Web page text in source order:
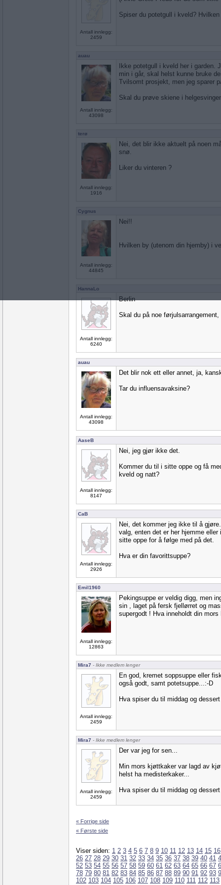
Antall innlegg:
2459
Spiser du potetgull i kveld?
auau
Antall innlegg:
43098
Ikke potetgull i kveld her i garden.
min i går, skal helst kunne bruke
Tvilsomt prosjekt, men jeg sparer
Skal du prøve skiene i
terø
Antall innlegg:
1916
Nei, det blir ikke aktuelt på noen
snø.
Liker du vinteren ?
Cygnus
Antall innlegg:
44845
Nei!!
Hvilken by (utenom din hjemby) i
HannaLo
Antall innlegg:
6240
Berlin
Skal du på noe
auau
Antall innlegg:
43098
Det blir nok ett eller annet, ja,
Tar du influensavaksine?
AaseB
Antall innlegg:
8147
Nei, jeg gjør ikke det.
Kommer du til i sitte oppe og få
kveld og natt?
CaB
Antall innlegg:
2926
Nei, det kommer jeg ikke til å
valg, enten det er her hjemme eller
sitte oppe for å følge med på det.
Hva er din favorittsuppe?
Emil1960
Antall innlegg:
12863
Pekingsuppe er veldig digg, men
sin , laget på fersk fjellørret og
supergodt ! Hva inneholdt din
Mira7 - Ikke medlem lenger
Antall innlegg:
2459
En god, kremet soppsuppe eller
også godt, samt potetsuppe...:-D
Hva spiser du til middag og
Mira7 - Ikke medlem lenger
Antall innlegg:
2459
Der var jeg for sen...
Min mors kjøttkaker var lagd av
helst ha medisterkaker...
Hva spiser du til middag og
« Forrige side
« Første side
Viser siden: 1 2 3 4 5 6 7 8 9 10 11 12 13 14 15 16
26 27 28 29 30 31 32 33 34 35 36 37 38 39 40 41
52 53 54 55 56 57 58 59 60 61 62 63 64 65 66 67
78 79 80 81 82 83 84 85 86 87 88 89 90 91 92 93
102 103 104 105 106 107 108 109 110 111 112 113